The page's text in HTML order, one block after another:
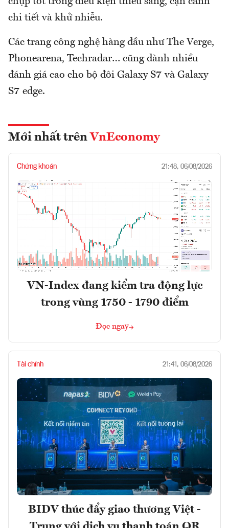
chi tiết và khử nhiễu.
Các trang công nghệ hàng đầu như The Verge,
Phonearena, Techradar… cũng dành nhiều
đánh giá cao cho bộ đôi Galaxy S7 và Galaxy
S7 edge.
Mới nhất trên VnEconomy
Chứng khoán 21:48, 06/08/2026
VN-Index đang kiểm tra động lực
trong vùng 1750 - 1790 điểm
Đọc ngay
Tài chính 21:41, 06/08/2026
BIDV thúc đẩy giao thương Việt -